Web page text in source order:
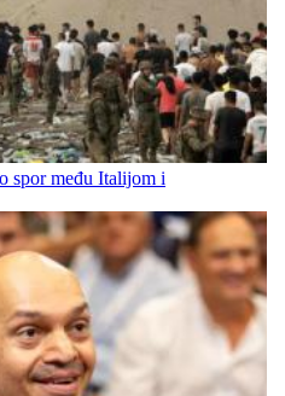
spor među Italijom i